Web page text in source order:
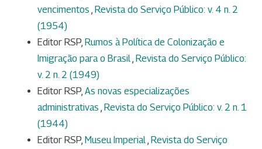
vencimentos , Revista do Serviço Público: v. 4 n. 2
(1954)
Editor RSP, Rumos à Política de Colonização e
Imigração para o Brasil, Revista do Serviço Público:
v. 2 n. 2 (1949)
Editor RSP, As novas especializações
administrativas , Revista do Serviço Público: v. 2 n. 1
(1944)
Editor RSP, Museu Imperial, Revista do Serviço